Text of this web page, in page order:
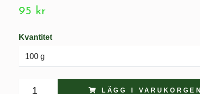
95 kr
Kvantitet
100 g
LÄGG I VARUKORGEN